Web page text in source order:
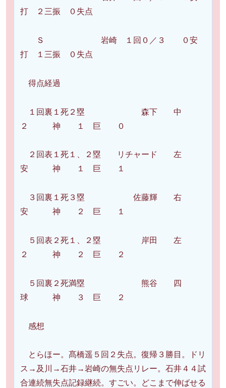
打 ２三振 ０失点
Ｓ 岩崎 １回０／３ ０安
打 １三振 ０失点
得点経過
１回裏１死２塁 森下 中
２ 神 １ 巨 ０
２回表１死１、２塁 リチャード 左
安 神 １ 巨 １
３回裏１死３塁 佐藤輝 右
安 神 ２ 巨 １
５回表２死１、２塁 岸田 左
２ 神 ２ 巨 ２
５回裏２死満塁 熊谷 四
球 神 ３ 巨 ２
感想
とらほー。髙橋遥５回２失点。復帰３勝目。ドリ
ス→及川→石井→岩崎の無失点リレー。石井４４試
合連続無失点記録継続。すごい。どこまで伸ばせる